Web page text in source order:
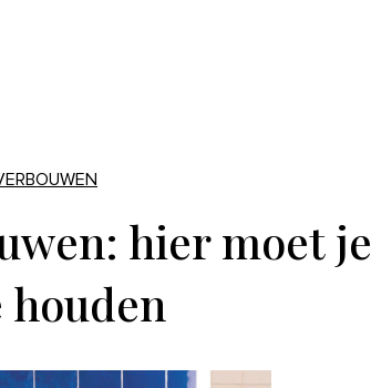
hier moet je